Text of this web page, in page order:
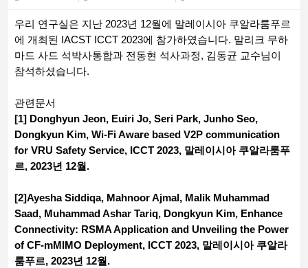
우리 연구실은 지난 2023년 12월에 말레이시아 쿠알라룸푸르
에 개최된 IACST ICCT 2023에 참가하였습니다. 말리크 무하
마드 사드 석박사통합과 전동현 석사과정, 김동균 교수님이
참석하셨습니다.
관련문서
[1] Donghyun Jeon, Euiri Jo, Seri Park, Junho Seo,
Dongkyun Kim, Wi-Fi Aware based V2P communication
for VRU Safety Service, ICCT 2023, 말레이시아 쿠알라룸푸
르, 2023년 12월.
[2]Ayesha Siddiqa, Mahnoor Ajmal, Malik Muhammad
Saad, Muhammad Ashar Tariq, Dongkyun Kim, Enhance
Connectivity: RSMA Application and Unveiling the Power
of CF-mMIMO Deployment, ICCT 2023, 말레이시아 쿠알라
룸푸르, 2023년 12월.